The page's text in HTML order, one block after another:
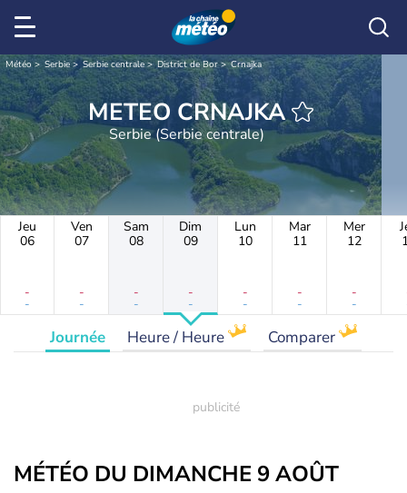
Météo Serbie Serbie centrale District de Bor Crnajka
METEO CRNAJKA
Serbie (Serbie centrale)
Jeu
06
-
-
Ven
07
-
-
Sam
08
-
-
Dim
09
-
-
Lun
10
-
-
Mar
11
-
-
Mer
12
-
-
Journée Heure / Heure Comparer
MÉTÉO DU DIMANCHE 9 AOÛT